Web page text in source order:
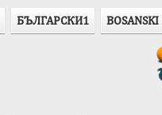
БЪЛГАРСКИ1 BOSANSKI